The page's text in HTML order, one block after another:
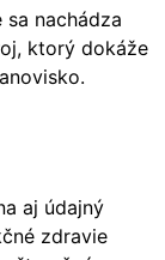
sa nachádza
ktorý dokáže
aj údajný
zdravie